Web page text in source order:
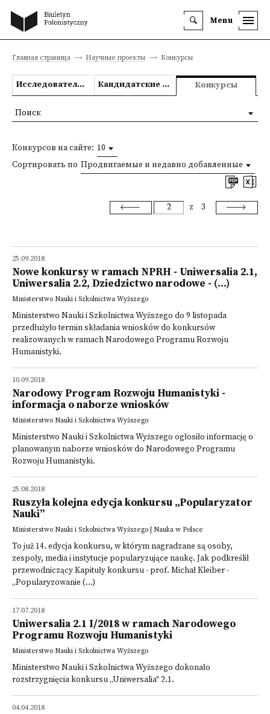
Menu
Главная страница Научные проекты Конкурсы
Исследовательские проекты Кандидатские и докторские диссертации Конкурсы
Конкурсов на сайте: 10
Сортировать по Продвигаемые и недавно добавленные
z 3
25.09.2018
Nowe konkursy w ramach NPRH - Uniwersalia 2.1,
Uniwersalia 2.2, Dziedzictwo narodowe - (...)
Ministerstwo Nauki i Szkolnictwa Wyższego
Ministerstwo Nauki i Szkolnictwa Wyższego do 9 listopada
przedłużyło termin składania wniosków do konkursów
realizowanych w ramach Narodowego Programu Rozwoju
Humanistyki.
10.09.2018
Narodowy Program Rozwoju Humanistyki -
informacja o naborze wniosków
Ministerstwo Nauki i Szkolnictwa Wyższego
Ministerstwo Nauki i Szkolnictwa Wyższego ogłosiło informację o
planowanym naborze wniosków do Narodowego Programu
Rozwoju Humanistyki.
25.08.2018
Ruszyła kolejna edycja konkursu „Popularyzator
Nauki”
Ministerstwo Nauki i Szkolnictwa Wyższego | Nauka w Polsce
To już 14. edycja konkursu, w którym nagradzane są osoby,
zespoły, media i instytucje popularyzujące naukę. Jak podkreślił
przewodniczący Kapituły konkursu - prof. Michał Kleiber -
„Popularyzowanie (...)
17.07.2018
Uniwersalia 2.1 I/2018 w ramach Narodowego
Programu Rozwoju Humanistyki
Ministerstwo Nauki i Szkolnictwa Wyższego
Ministerstwo Nauki i Szkolnictwa Wyższego dokonało
rozstrzygnięcia konkursu „Uniwersalia" 2.1.
04.04.2018
Поиск